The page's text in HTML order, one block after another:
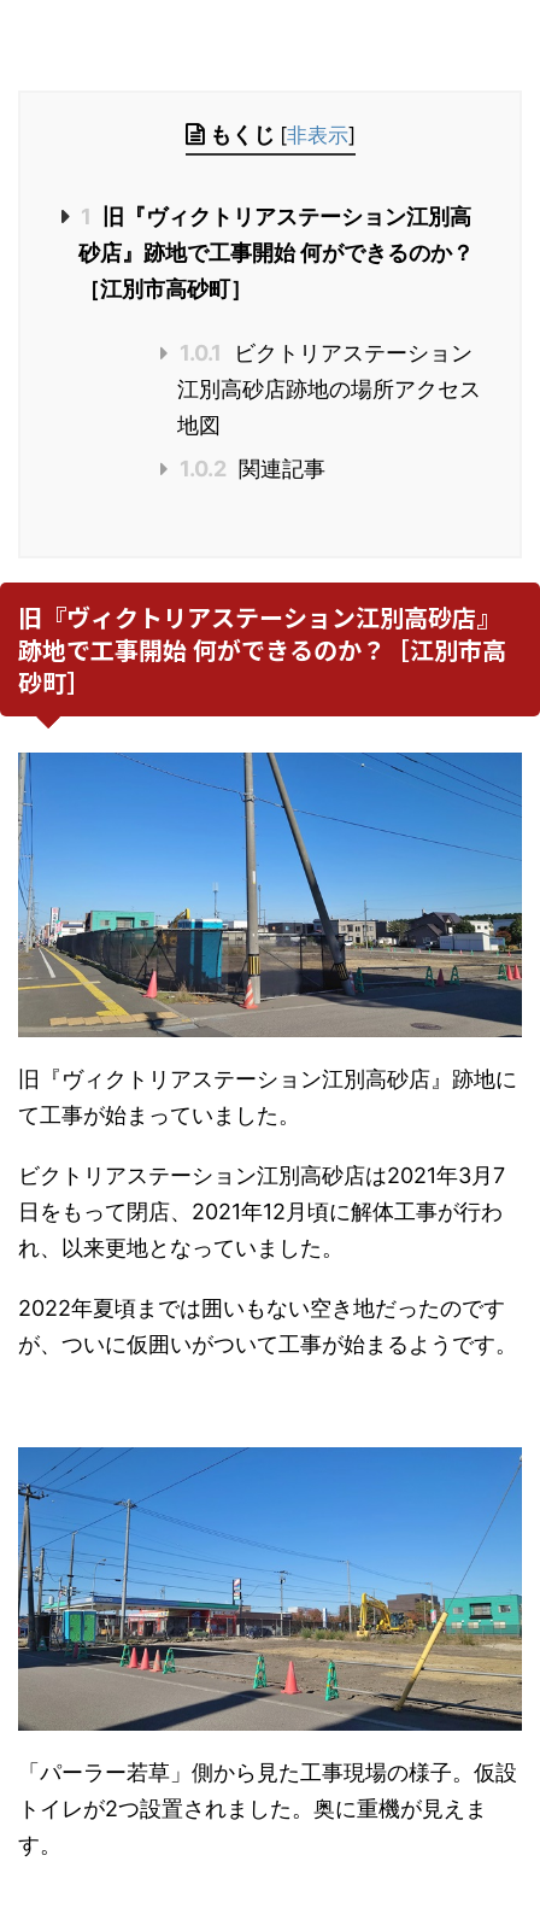
もくじ [非表示]
1
旧『ヴィクトリアステーション江別高
砂店』跡地で工事開始 何ができるのか？
［江別市高砂町］
1.0.1
ビクトリアステーション
江別高砂店跡地の場所アクセス
地図
1.0.2 関連記事
旧『ヴィクトリアステーション江別高砂店』
跡地で工事開始 何ができるのか？［江別市高
砂町］
旧『ヴィクトリアステーション江別高砂店』跡地に
て工事が始まっていました。
ビクトリアステーション江別高砂店は2021年3月7
日をもって閉店、2021年12月頃に解体工事が行わ
れ、以来更地となっていました。
2022年夏頃までは囲いもない空き地だったのです
が、ついに仮囲いがついて工事が始まるようです。
「パーラー若草」側から見た工事現場の様子。仮設
トイレが2つ設置されました。奥に重機が見えま
す。